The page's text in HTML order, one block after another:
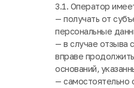
3.1. Оператор
— получать от
персональные
— в случае отзыва
вправе
оснований,
— самостоятельно